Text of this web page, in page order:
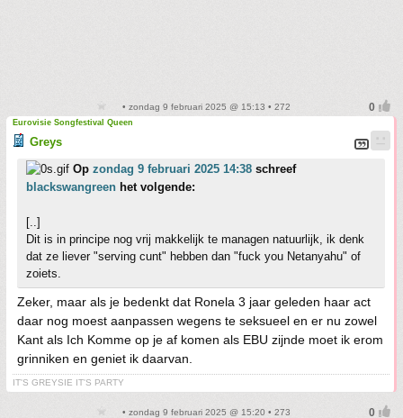
• zondag 9 februari 2025 @ 15:13 • 272
Eurovisie Songfestival Queen
Greys
Op zondag 9 februari 2025 14:38 schreef
blackswangreen het volgende:
[..]
Dit is in principe nog vrij makkelijk te managen natuurlijk, ik denk
dat ze liever "serving cunt" hebben dan "fuck you Netanyahu" of
zoiets.
Zeker, maar als je bedenkt dat Ronela 3 jaar geleden haar act
daar nog moest aanpassen wegens te seksueel en er nu zowel
Kant als Ich Komme op je af komen als EBU zijnde moet ik erom
grinniken en geniet ik daarvan.
IT'S GREYSIE IT'S PARTY
• zondag 9 februari 2025 @ 15:20 • 273